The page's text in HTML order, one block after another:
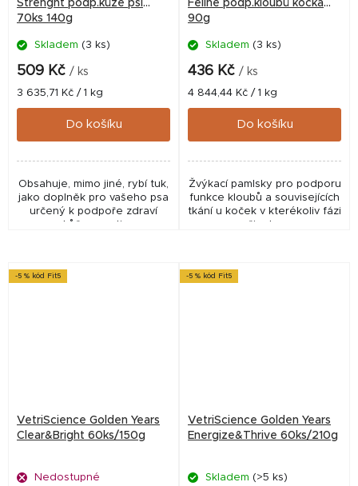
Strenght podp.kůže psi
70ks 140g
Skladem (3 ks)
509 Kč / ks
Měrná
cena:
3 635,71 Kč / 1 kg
Do košíku
Obsahuje, mimo jiné, rybí tuk,
jako doplněk pro vašeho psa
určený k podpoře zdraví
kůže a srsti.
Feline podp.kloubů kočka
90g
Skladem (3 ks)
436 Kč / ks
Měrná
cena:
4 844,44 Kč / 1 kg
Do košíku
Žvýkací pamlsky pro podporu
funkce kloubů a souvisejících
tkání u koček v kterékoliv fázi
života.
-5 % kód Fit5
VetriScience Golden Years
Clear&Bright 60ks/150g
Nedostupné
-5 % kód Fit5
VetriScience Golden Years
Energize&Thrive 60ks/210g
Skladem (>5 ks)